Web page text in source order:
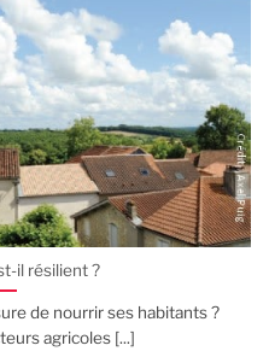
il résilient ?
de nourrir ses habitants ?
agricoles [...]